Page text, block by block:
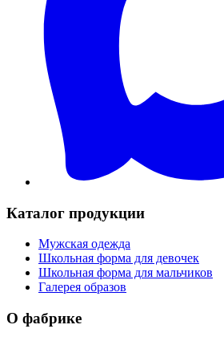
Каталог продукции
Мужская одежда
Школьная форма для девочек
Школьная форма для мальчиков
Галерея образов
О фабрике